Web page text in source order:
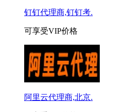
钉钉代理商,钉钉考.
可享受VIP价格
阿里云代理商,北京.